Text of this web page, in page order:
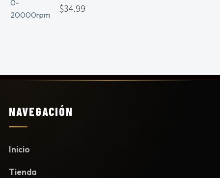
$34.99
NAVEGACIÓN
Inicio
Tienda